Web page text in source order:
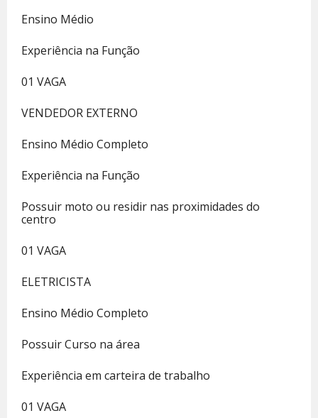
Ensino Médio
Experiência na Função
01 VAGA
VENDEDOR EXTERNO
Ensino Médio Completo
Experiência na Função
Possuir moto ou residir nas proximidades do
centro
01 VAGA
ELETRICISTA
Ensino Médio Completo
Possuir Curso na área
Experiência em carteira de trabalho
01 VAGA